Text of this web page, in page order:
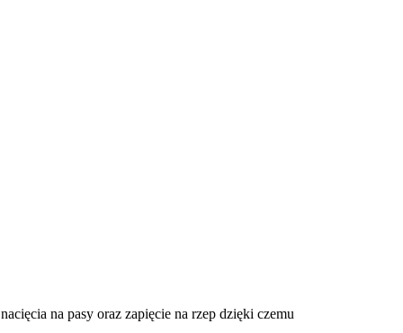
na pasy oraz zapięcie na rzep dzięki czemu